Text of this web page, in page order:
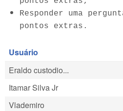
Responder uma
pontos extras.
Usuário
Eraldo custodio...
Itamar Silva Jr
Vlademiro